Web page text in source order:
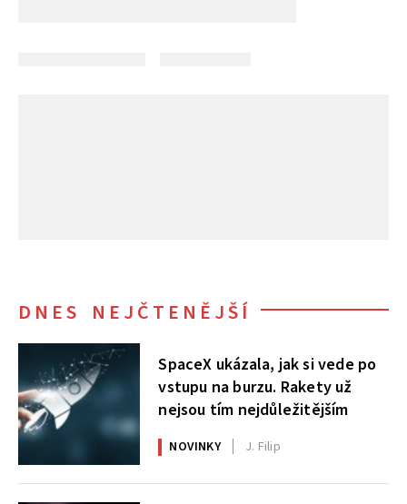
DNES NEJČTENĚJŠÍ
SpaceX ukázala, jak si vede po
vstupu na burzu. Rakety už
nejsou tím nejdůležitějším
NOVINKY J. Filip